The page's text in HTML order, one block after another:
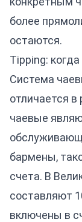
более
остаются.
Tipping:
Система
отличается
чаевые
бармены,
счета. В
составляют
включены в